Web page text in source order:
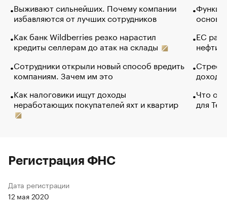
Выживают сильнейших. Почему компании
избавляются от лучших сотрудников
Как банк Wildberries резко нарастил
кредиты селлерам до атак на склады
Сотрудники открыли новый способ вредить
компаниям. Зачем им это
Как налоговики ищут доходы
неработающих покупателей яхт и квартир
основ
ЕС
нефти
Что
для
Регистрация ФНС
Дата регистрации
12 мая 2020